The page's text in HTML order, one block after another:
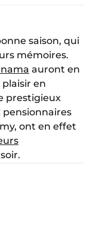
saison, qui
mémoires.
auront en
en
prestigieux
pensionnaires
ont en effet